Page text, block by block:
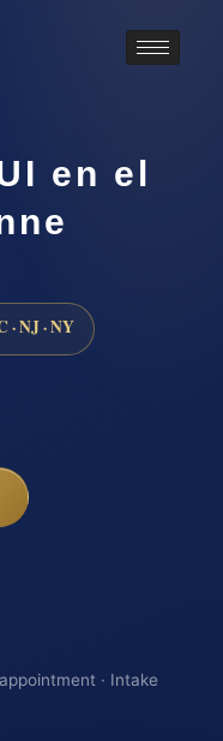
en el
· NJ · NY
· Intake